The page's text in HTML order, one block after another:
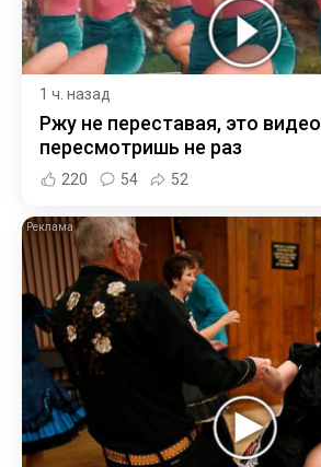
1 ч. назад
Ржу не переставая, это видео
пересмотришь не раз
220 54 52